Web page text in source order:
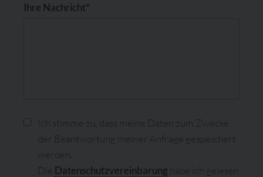
Ihre Nachricht*
Ich stimme zu, dass meine Daten zum Zwecke
der Beantwortung meiner Anfrage gespeichert
werden.
Die Datenschutzvereinbarung habe ich gelesen